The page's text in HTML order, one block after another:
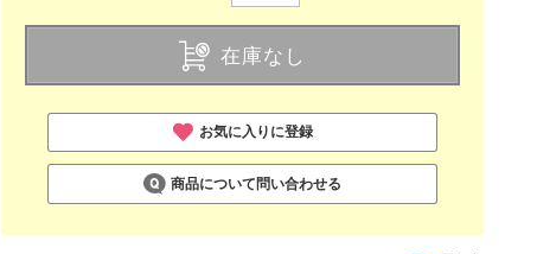
在庫なし
お気に入りに登録
商品について問い合わせる